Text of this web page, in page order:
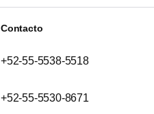
Contacto
+52-55-5538-5518
+52-55-5530-8671